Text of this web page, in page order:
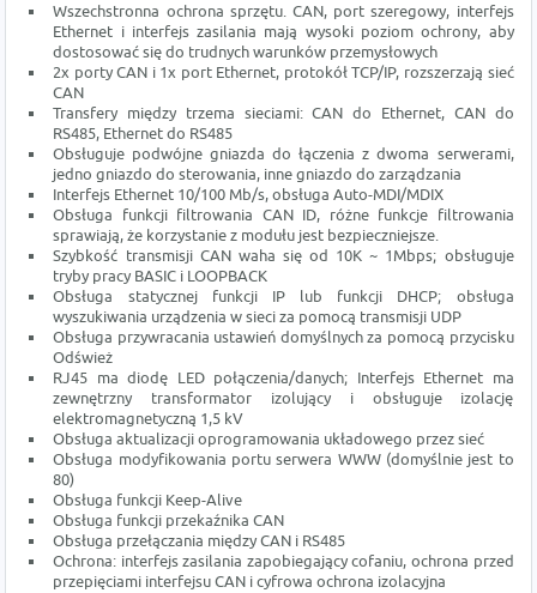
Wszechstronna ochrona sprzętu. CAN, port szeregowy, interfejs
Ethernet i interfejs zasilania mają wysoki poziom ochrony, aby
dostosować się do trudnych warunków przemysłowych
2x porty CAN i 1x port Ethernet, protokół TCP/IP, rozszerzają sieć
CAN
Transfery między trzema sieciami: CAN do Ethernet, CAN do
RS485, Ethernet do RS485
Obsługuje podwójne gniazda do łączenia z dwoma serwerami,
jedno gniazdo do sterowania, inne gniazdo do zarządzania
Interfejs Ethernet 10/100 Mb/s, obsługa Auto-MDI/MDIX
Obsługa funkcji filtrowania CAN ID, różne funkcje filtrowania
sprawiają, że korzystanie z modułu jest bezpieczniejsze.
Szybkość transmisji CAN waha się od 10K ~ 1Mbps; obsługuje
tryby pracy BASIC i LOOPBACK
Obsługa statycznej funkcji IP lub funkcji DHCP; obsługa
wyszukiwania urządzenia w sieci za pomocą transmisji UDP
Obsługa przywracania ustawień domyślnych za pomocą przycisku
Odśwież
RJ45 ma diodę LED połączenia/danych; Interfejs Ethernet ma
zewnętrzny transformator izolujący i obsługuje izolację
elektromagnetyczną 1,5 kV
Obsługa aktualizacji oprogramowania układowego przez sieć
Obsługa modyfikowania portu serwera WWW (domyślnie jest to
80)
Obsługa funkcji Keep-Alive
Obsługa funkcji przekaźnika CAN
Obsługa przełączania między CAN i RS485
Ochrona: interfejs zasilania zapobiegający cofaniu, ochrona przed
przepięciami interfejsu CAN i cyfrowa ochrona izolacyjna